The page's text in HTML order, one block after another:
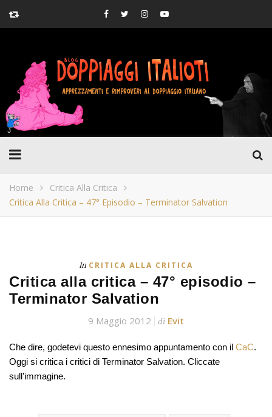
Home
Critica Alla Critica
Critica Alla Critica – 47° Episodio – Terminator Salvation
In CRITICA ALLA CRITICA
Critica alla critica – 47° episodio –
Terminator Salvation
9 Maggio 2012 di Evit
Che dire, godetevi questo ennesimo appuntamento con il CaC.
Oggi si critica i critici di Terminator Salvation. Cliccate
sull’immagine.